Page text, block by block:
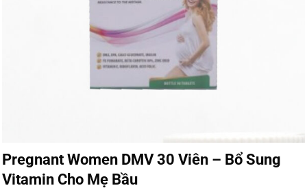
Pregnant Women DMV 30 Viên – Bổ Sung
Vitamin Cho Mẹ Bầu